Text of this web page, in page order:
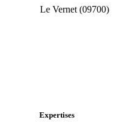
Le Vernet (09700)
Expertises